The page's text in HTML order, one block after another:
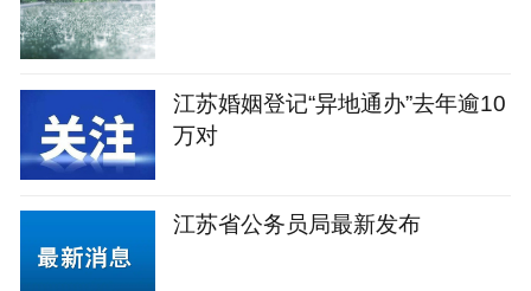
江苏婚姻登记“异地通办”去年逾10
万对
江苏省公务员局最新发布